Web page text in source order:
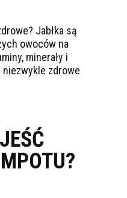
Jabłka są
owoców na
minerały i
niezwykle zdrowe